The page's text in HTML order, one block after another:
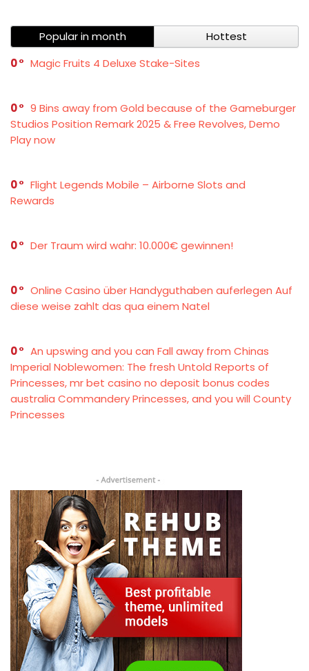
Popular in month
Hottest
0
Magic Fruits 4 Deluxe Stake-Sites
0
9 Bins away from Gold because of the Gameburger
Studios Position Remark 2025 & Free Revolves, Demo
Play now
0
Flight Legends Mobile – Airborne Slots and
Rewards
0 Der Traum wird wahr: 10.000€ gewinnen!
0
Online Casino über Handyguthaben auferlegen Auf
diese weise zahlt das qua einem Natel
0
An upswing and you can Fall away from Chinas
Imperial Noblewomen: The fresh Untold Reports of
Princesses, mr bet casino no deposit bonus codes
australia Commandery Princesses, and you will County
Princesses